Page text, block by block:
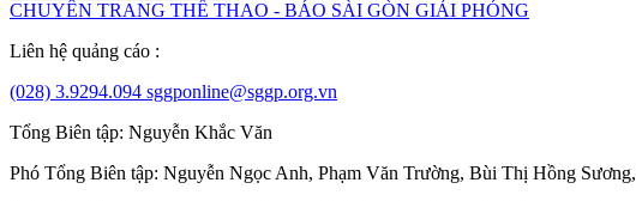
CHUYÊN TRANG THỂ THAO - BÁO SÀI GÒN GIẢI PHÓNG
Liên hệ quảng cáo :
(028) 3.9294.094 sggponline@sggp.org.vn
Tổng Biên tập: Nguyễn Khắc Văn
Phó Tổng Biên tập: Nguyễn Ngọc Anh, Phạm Văn Trường, Bùi Thị Hồng Sương,